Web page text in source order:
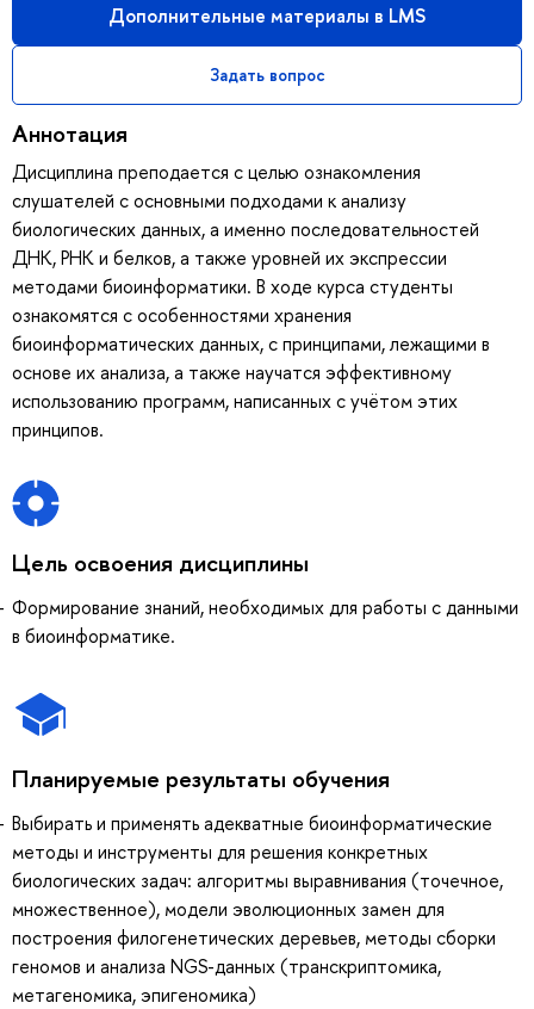
Дополнительные материалы в LMS
Задать вопрос
Аннотация
Дисциплина преподается с целью ознакомления
слушателей с основными подходами к анализу
биологических данных, а именно последовательностей
ДНК, РНК и белков, а также уровней их экспрессии
методами биоинформатики. В ходе курса студенты
ознакомятся с особенностями хранения
биоинформатических данных, с принципами, лежащими в
основе их анализа, а также научатся эффективному
использованию программ, написанных с учётом этих
принципов.
Цель освоения дисциплины
Формирование знаний, необходимых для работы с данными
в биоинформатике.
Планируемые результаты обучения
Выбирать и применять адекватные биоинформатические
методы и инструменты для решения конкретных
биологических задач: алгоритмы выравнивания (точечное,
множественное), модели эволюционных замен для
построения филогенетических деревьев, методы сборки
геномов и анализа NGS-данных (транскриптомика,
метагеномика, эпигеномика)